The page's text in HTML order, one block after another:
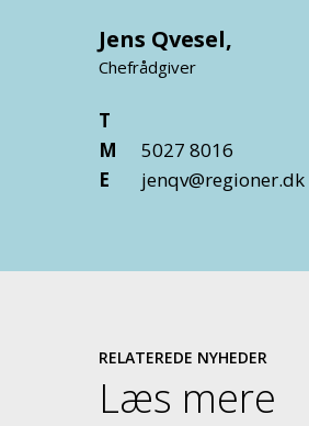
Jens Qvesel,
Chefrådgiver
T
M
5027 8016
E
jenqv@regioner.dk
RELATEREDE NYHEDER
Læs mere